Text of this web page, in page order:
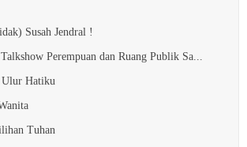
Susah Jendral !
Perempuan dan Ruang Publik Sa...
Ulur Hatiku
Tuhan